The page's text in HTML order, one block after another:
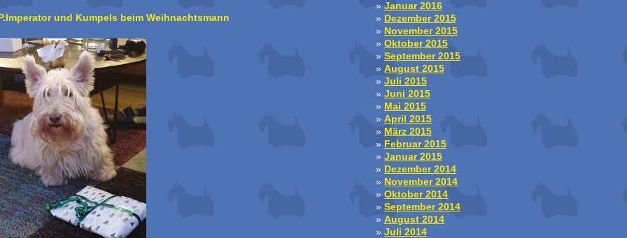
und Kumpels beim Weihnachtsmann
Januar 2016
Dezember 2015
November 2015
Oktober 2015
September 2015
August 2015
Juli 2015
Juni 2015
Mai 2015
April 2015
März 2015
Februar 2015
Januar 2015
Dezember 2014
November 2014
Oktober 2014
September 2014
August 2014
Juli 2014